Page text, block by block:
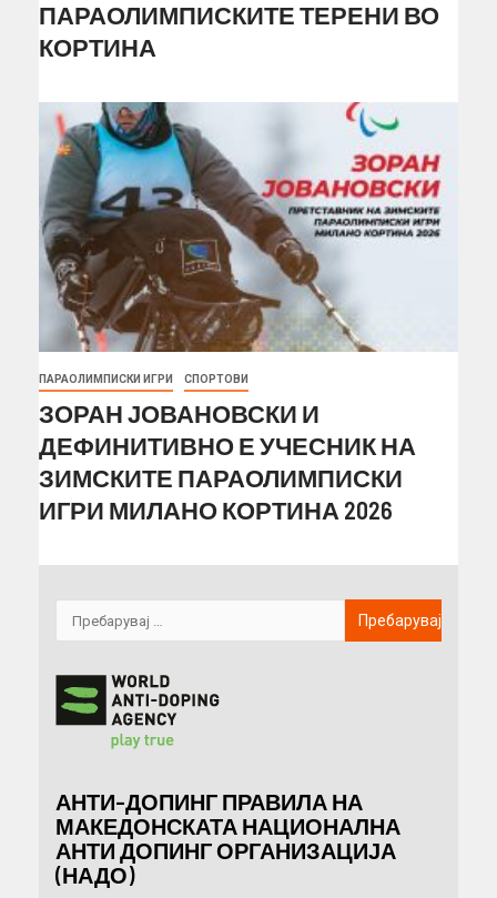
ПАРАОЛИМПИСКИТЕ ТЕРЕНИ ВО
КОРТИНА
ПАРАОЛИМПИСКИ ИГРИ СПОРТОВИ
ЗОРАН ЈОВАНОВСКИ И
ДЕФИНИТИВНО Е УЧЕСНИК НА
ЗИМСКИТЕ ПАРАОЛИМПИСКИ
ИГРИ МИЛАНО КОРТИНА 2026
АНТИ-ДОПИНГ ПРАВИЛА НА
МАКЕДОНСКАТА НАЦИОНАЛНА
АНТИ ДОПИНГ ОРГАНИЗАЦИЈА
(НАДО)